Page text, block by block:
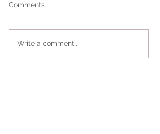
Comments
Write a comment...